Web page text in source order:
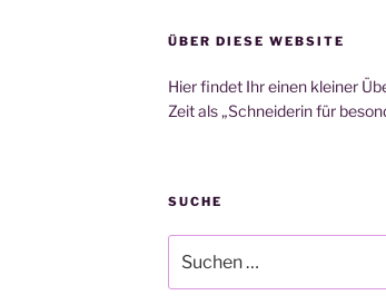
ÜBER DIESE WEBSITE
Hier findet Ihr einen kleiner
Zeit als „Schneiderin für
SUCHE
nach: